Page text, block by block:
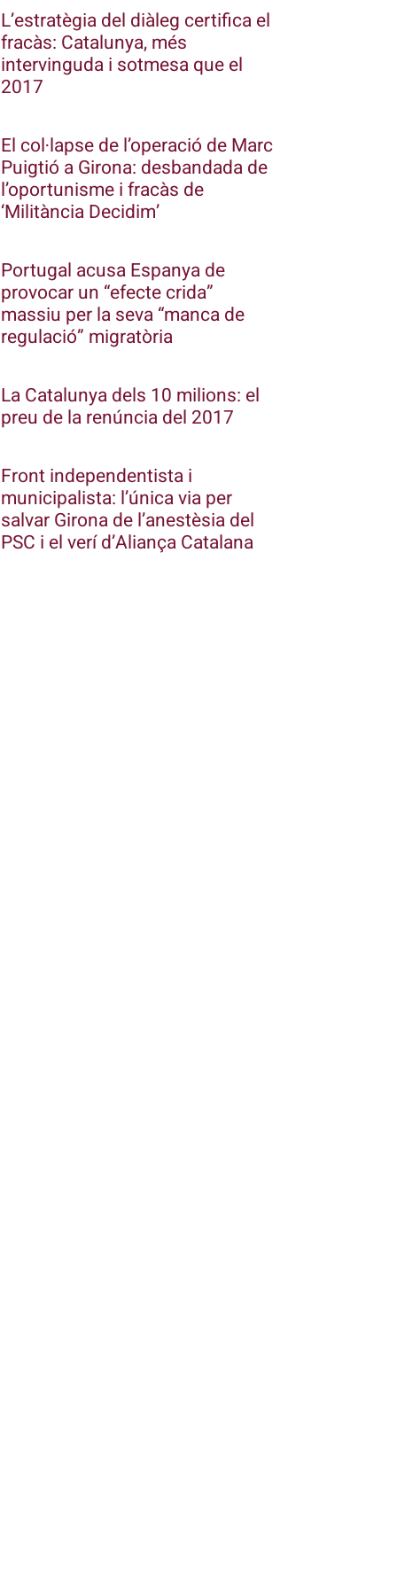
L’estratègia del diàleg certifica el
fracàs: Catalunya, més
intervinguda i sotmesa que el
2017
El col·lapse de l’operació de Marc
Puigtió a Girona: desbandada de
l’oportunisme i fracàs de
‘Militància Decidim’
Portugal acusa Espanya de
provocar un “efecte crida”
massiu per la seva “manca de
regulació” migratòria
La Catalunya dels 10 milions: el
preu de la renúncia del 2017
Front independentista i
municipalista: l’única via per
salvar Girona de l’anestèsia del
PSC i el verí d’Aliança Catalana